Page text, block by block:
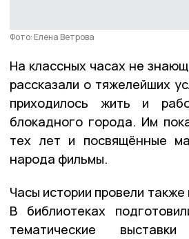
Фото: Елена Ветрова
На классных часах не
рассказали о тяжелейших
приходилось жить и
блокадного города. Им
тех лет и посвящённые
народа фильмы.
Часы истории провели
В библиотеках
тематические